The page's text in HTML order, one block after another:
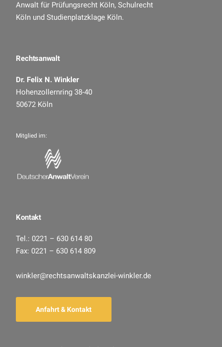
Anwalt für Prüfungsrecht Köln,Schulrecht
Köln undStudienplatzklage Köln.
Rechtsanwalt
Dr. Felix N. Winkler
Hohenzollernring 38-40
50672 Köln
Mitglied im:
Kontakt
Tel.: 0221 – 630 614 80
Fax: 0221 – 630 614 809
winkler@rechtsanwaltskanzlei-winkler.de
Anfahrt & Kontakt